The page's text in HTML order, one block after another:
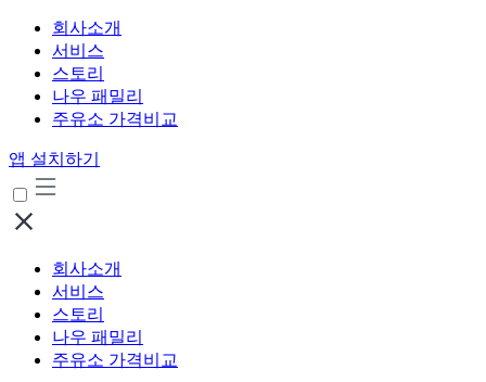
회사소개
서비스
스토리
나우 패밀리
주유소 가격비교
앱 설치하기
회사소개
서비스
스토리
나우 패밀리
주유소 가격비교